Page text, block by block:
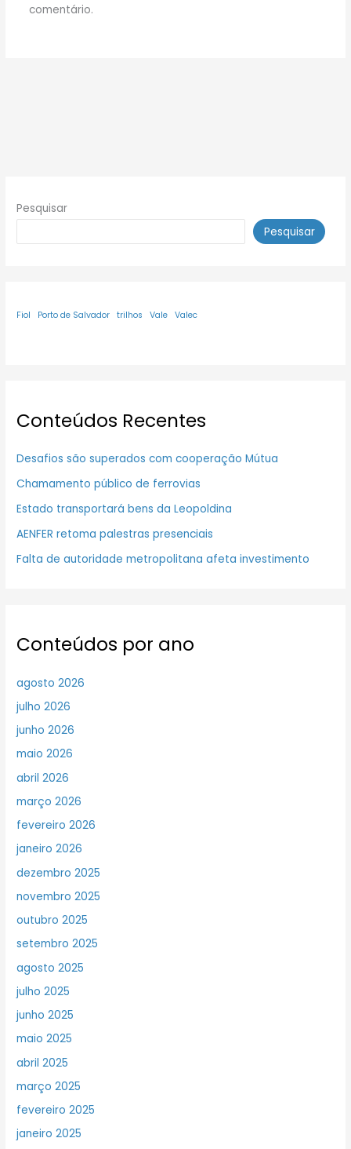
comentário.
Pesquisar
Pesquisar
Fiol Porto de Salvador trilhos Vale Valec
Conteúdos Recentes
Desafios são superados com cooperação Mútua
Chamamento público de ferrovias
Estado transportará bens da Leopoldina
AENFER retoma palestras presenciais
Falta de autoridade metropolitana afeta investimento
Conteúdos por ano
agosto 2026
julho 2026
junho 2026
maio 2026
abril 2026
março 2026
fevereiro 2026
janeiro 2026
dezembro 2025
novembro 2025
outubro 2025
setembro 2025
agosto 2025
julho 2025
junho 2025
maio 2025
abril 2025
março 2025
fevereiro 2025
janeiro 2025